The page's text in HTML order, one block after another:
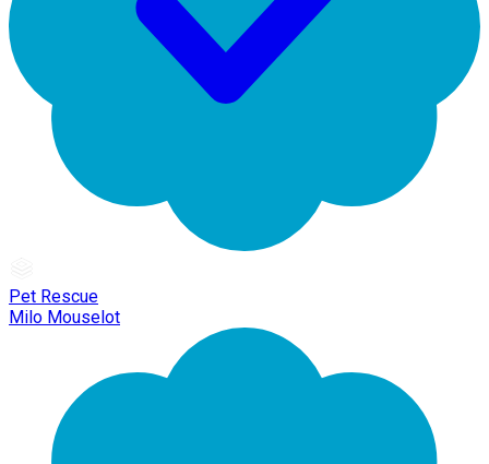
Pet Rescue
Milo Mouselot